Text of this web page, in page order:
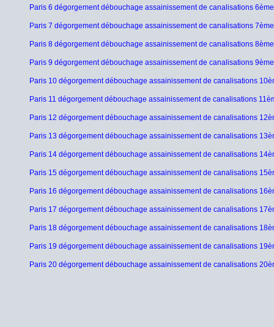
Paris 6 dégorgement débouchage assainissement de canalisations
Paris 7 dégorgement débouchage assainissement de canalisations
Paris 8 dégorgement débouchage assainissement de canalisations
Paris 9 dégorgement débouchage assainissement de canalisations
Paris 10 dégorgement débouchage assainissement de canalisations
Paris 11 dégorgement débouchage assainissement de canalisations
Paris 12 dégorgement débouchage assainissement de canalisations
Paris 13 dégorgement débouchage assainissement de canalisations
Paris 14 dégorgement débouchage assainissement de canalisations
Paris 15 dégorgement débouchage assainissement de canalisations
Paris 16 dégorgement débouchage assainissement de canalisations
Paris 17 dégorgement débouchage assainissement de canalisations
Paris 18 dégorgement débouchage assainissement de canalisations
Paris 19 dégorgement débouchage assainissement de canalisations
Paris 20 dégorgement débouchage assainissement de canalisations